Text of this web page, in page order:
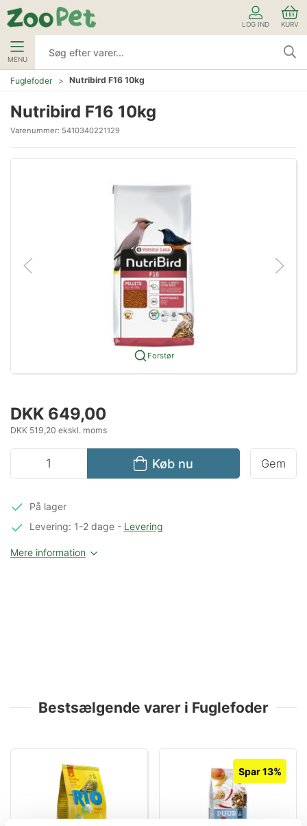
LOG IND KURV
MENU
Fuglefoder Nutribird F16 10kg
Nutribird F16 10kg
Varenummer: 5410340221129
Forstør
DKK 649,00
DKK 519,20 ekskl. moms
Køb nu Gem
På lager
Levering: 1-2 dage- Levering
Mere information
Bestsælgende varer i Fuglefoder
Spar 13%